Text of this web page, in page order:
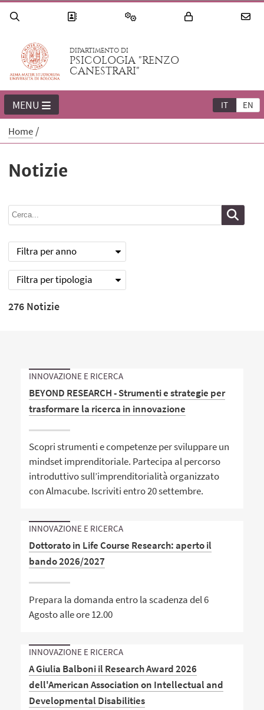
DIPARTIMENTO DI
PSICOLOGIA "RENZO
CANESTRARI"
IT EN
MENU
Home
Notizie
Filtra per anno
Filtra per tipologia
276 Notizie
INNOVAZIONE E RICERCA
BEYOND RESEARCH - Strumenti e strategie per
trasformare la ricerca in innovazione
Scopri strumenti e competenze per sviluppare un
mindset imprenditoriale. Partecipa al percorso
introduttivo sull’imprenditorialità organizzato
con Almacube. Iscriviti entro 20 settembre.
INNOVAZIONE E RICERCA
Dottorato in Life Course Research: aperto il
bando 2026/2027
Prepara la domanda entro la scadenza del 6
Agosto alle ore 12.00
INNOVAZIONE E RICERCA
A Giulia Balboni il Research Award 2026
dell'American Association on Intellectual and
Developmental Disabilities